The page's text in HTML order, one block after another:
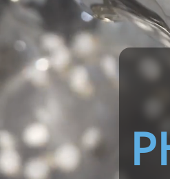
THS/PH21N-FB